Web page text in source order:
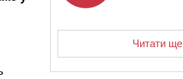
Читати ще